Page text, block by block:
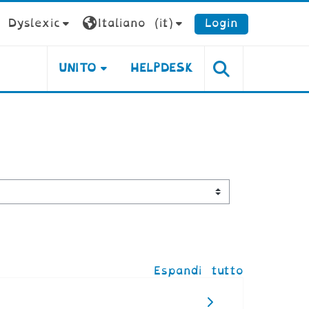
Italiano ‎(it)‎ Login
UNITO HELPDESK
Espandi tutto